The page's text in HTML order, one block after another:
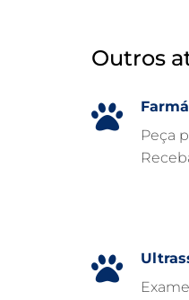
Outros
Peça